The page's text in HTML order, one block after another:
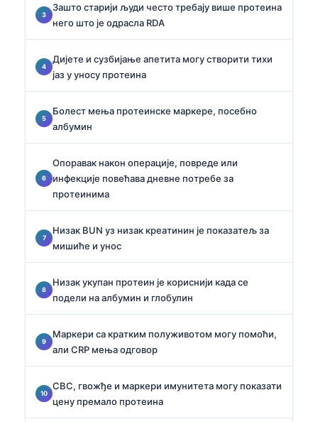
Зашто старији људи често требају више протеина
него што је одрасла RDA
Дијетe и сузбијање апетита могу створити тихи
јаз у уносу протеина
Болест мења протеинске маркере, посебно
албумин
Опоравак након операције, повреде или
инфекције повећава дневне потребе за
протеинима
Низак BUN уз низак креатинин је показатељ за
мишиће и унос
Низак укупан протеин је кориснији када се
подели на албумин и глобулин
Маркери са кратким полуживотом могу помоћи,
али CRP мења одговор
CBC, гвожђе и маркери имунитета могу показати
цену премало протеина